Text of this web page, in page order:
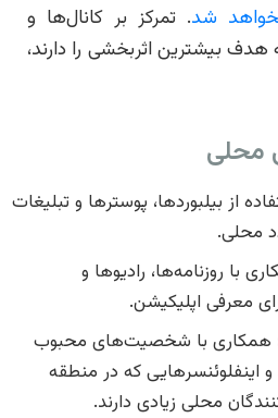
شد. تمرکز بر کانال‌ها و
بیشترین اثربخشی را دارند،
محلی
از بیلبوردها، پوسترها و تبلیغات
محلی.
با روزنامه‌ها، رادیوها و
معرفی اپلیکیشن.
همکاری با شخصیت‌های محبوب
اینفلوئنسرهایی که در منطقه
محلی زیادی دارند.